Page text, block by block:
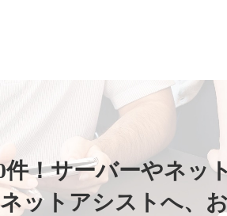
件！サーバーやネッ
ットアシストへ、